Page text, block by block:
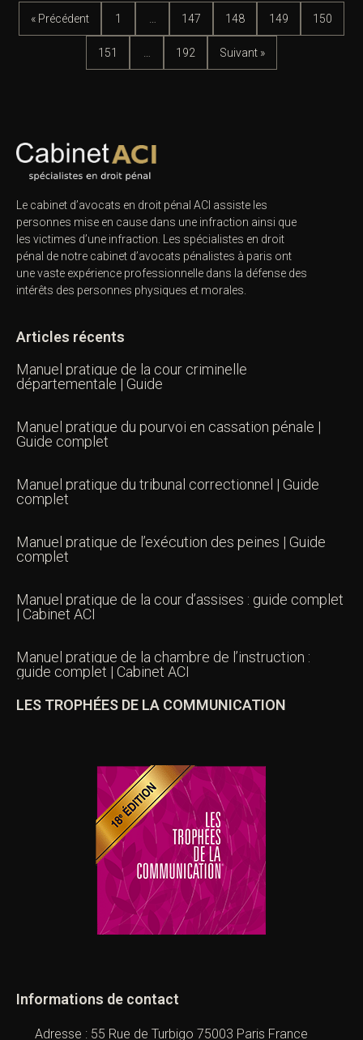
« Précédent 1 147 148 149 150
151 192 Suivant »
Le cabinet d’avocats en droit pénal ACI assiste les
personnes mise en cause dans une infraction ainsi que
les victimes d’une infraction. Les spécialistes en droit
pénal de notre cabinet d’avocats pénalistes à paris ont
une vaste expérience professionnelle dans la défense des
intérêts des personnes physiques et morales.
Articles récents
Manuel pratique de la cour criminelle
départementale | Guide
Manuel pratique du pourvoi en cassation pénale |
Guide complet
Manuel pratique du tribunal correctionnel | Guide
complet
Manuel pratique de l’exécution des peines | Guide
complet
Manuel pratique de la cour d’assises : guide complet
| Cabinet ACI
Manuel pratique de la chambre de l’instruction :
guide complet | Cabinet ACI
LES TROPHÉES DE LA COMMUNICATION
Informations de contact
Adresse : 55 Rue de Turbigo 75003 Paris France